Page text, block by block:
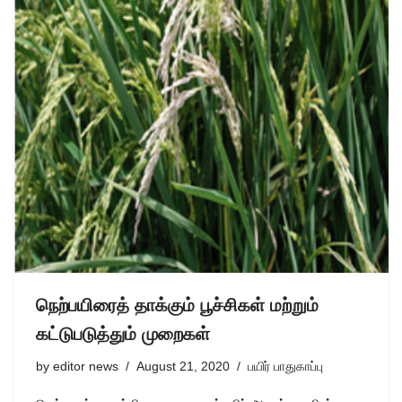
நெற்பயிரைத் தாக்கும் பூச்சிகள் மற்றும்
கட்டுபடுத்தும் முறைகள்
by editor news August 21, 2020 பயிர் பாதுகாப்பு